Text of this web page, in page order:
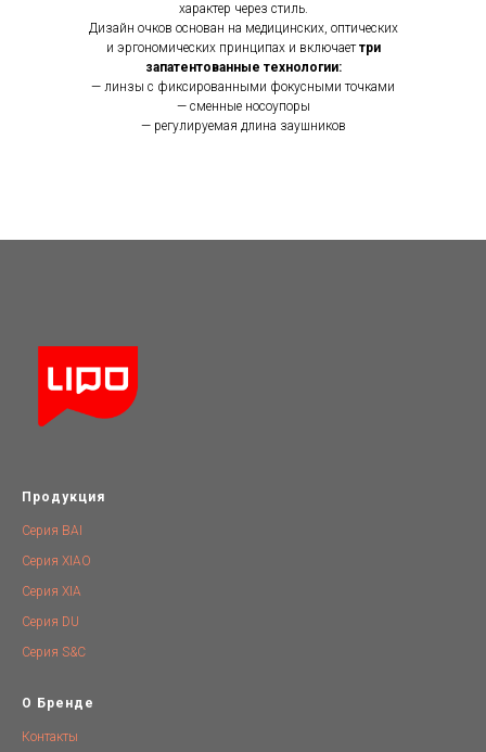
характер через стиль.
Дизайн очков основан на медицинских, оптических
и эргономических принципах и включаеттри
запатентованные технологии:
— линзы с фиксированными фокусными точками
— сменные носоупоры
— регулируемая длина заушников
Продукция
Серия BAI
Серия XIAO
Серия XIA
Серия DU
Серия S&C
О Бренде
Контакты